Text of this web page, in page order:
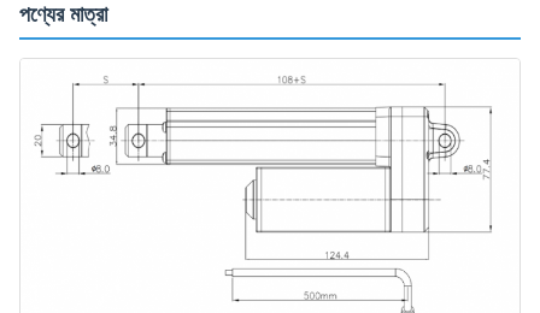
পণ্যের মাত্রা